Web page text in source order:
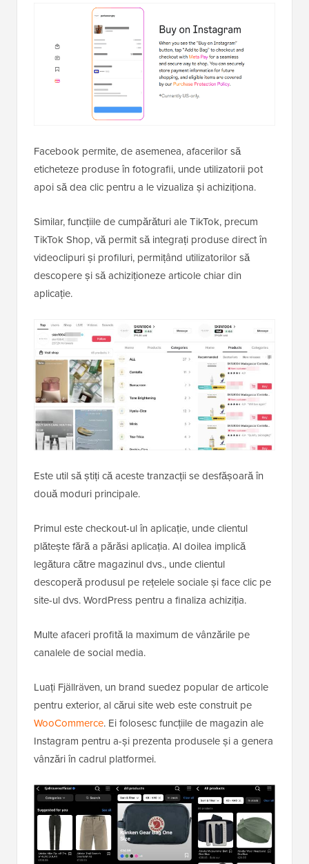
Facebook permite, de asemenea, afacerilor să
eticheteze produse în fotografii, unde utilizatorii pot
apoi să dea clic pentru a le vizualiza și achiziționa.
Similar, funcțiile de cumpărături ale TikTok, precum
TikTok Shop, vă permit să integrați produse direct în
videoclipuri și profiluri, permițând utilizatorilor să
descopere și să achiziționeze articole chiar din
aplicație.
Este util să știți că aceste tranzacții se desfășoară în
două moduri principale.
Primul este checkout-ul în aplicație, unde clientul
plătește fără a părăsi aplicația. Al doilea implică
legătura către magazinul dvs., unde clientul
descoperă produsul pe rețelele sociale și face clic pe
site-ul dvs. WordPress pentru a finaliza achiziția.
Multe afaceri profită la maximum de vânzările pe
canalele de social media.
Luați Fjällräven, un brand suedez popular de articole
pentru exterior, al cărui site web este construit pe
WooCommerce. Ei folosesc funcțiile de magazin ale
Instagram pentru a-și prezenta produsele și a genera
vânzări în cadrul platformei.